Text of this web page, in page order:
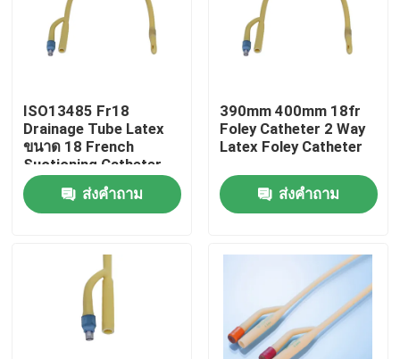
ทัวร์โรงงาน
ติดต่อเรา
ขออ้าง
จุกยางทางการแพทย์
ISO13485 Fr18
Drainage Tube Latex
ขนาด 18 French
Suctioning Catheter
ส่งคำถาม
390mm 400mm 18fr
Foley Catheter 2 Way
Latex Foley Catheter
ส่งคำถาม